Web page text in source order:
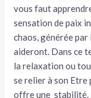
vous faut
sensation de paix
chaos, générée
aideront. Dans ce
la relaxation ou
se relier à son Etre
offre une stabilité.